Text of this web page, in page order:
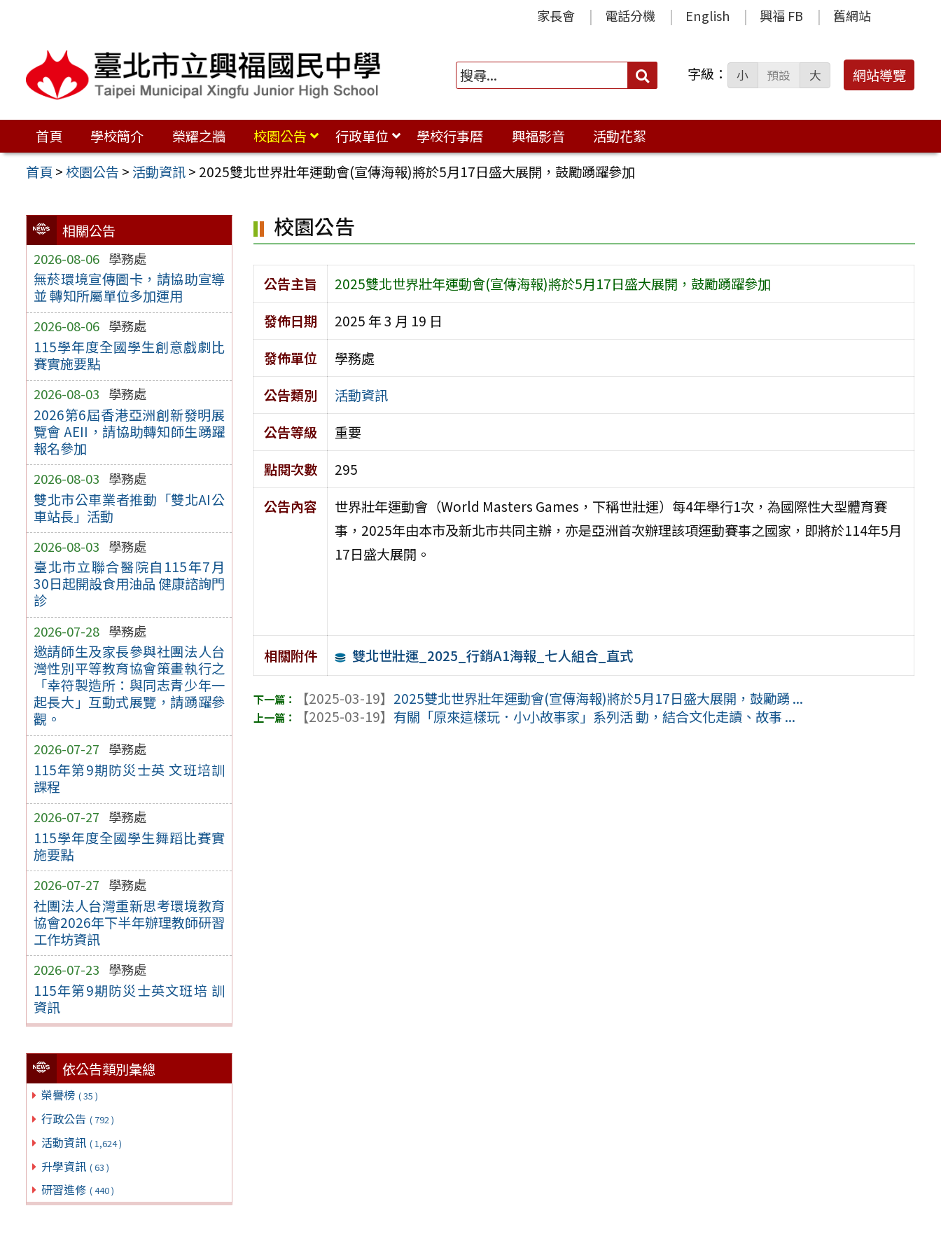
區
家長會 電話分機 English 興福 FB 舊網站
搜
字級： 小 預設 大 網站導覽
首頁 學校簡介 榮耀之牆 校園公告 行政單位 學校行事曆 興福影音
活動花絮
首頁 >校園公告 > 活動資訊> 2025雙北世界壯年運動會(宣傳海報)將於5月17日盛大展開，鼓勵踴躍參加
相關公告
2026-08-06 學務處
無菸環境宣傳圖卡，請協助宣導
並 轉知所屬單位多加運用
2026-08-06 學務處
115學年度全國學生創意戲劇比
賽實施要點
2026-08-03 學務處
2026第6屆香港亞洲創新發明展
覽會 AEII，請協助轉知師生踴躍
報名參加
2026-08-03 學務處
雙北市公車業者推動「雙北AI公
車站長」活動
2026-08-03 學務處
臺北市立聯合醫院自115年7月
30日起開設食用油品 健康諮詢門
診
2026-07-28 學務處
邀請師生及家長參與社團法人台
灣性別平等教育協會策畫執行之
「幸符製造所：與同志青少年一
起長大」互動式展覽，請踴躍參
觀。
2026-07-27 學務處
115年第9期防災士英 文班培訓
課程
2026-07-27 學務處
115學年度全國學生舞蹈比賽實
施要點
2026-07-27 學務處
社團法人台灣重新思考環境教育
協會2026年下半年辦理教師研習
工作坊資訊
2026-07-23 學務處
115年第9期防災士英文班培 訓
資訊
依公告類別彙總
榮譽榜 ( 35 )
行政公告 ( 792 )
活動資訊 ( 1,624 )
升學資訊 ( 63 )
研習進修 ( 440 )
校園公告
公告主旨
2025雙北世界壯年運動會(宣傳海報)將於5月17日盛大展開，鼓勵踴躍參加
發佈日期
2025 年 3 月 19 日
發佈單位
學務處
公告類別
活動資訊
公告等級
重要
點閱次數
295
公告內容
世界壯年運動會（World Masters Games，下稱世壯運）每4年舉行1次，為國際性大型體育賽
事，2025年由本市及新北市共同主辦，亦是亞洲首次辦理該項運動賽事之國家，即將於114年5月
17日盛大展開。
相關附件 雙北世壯運_2025_行銷A1海報_七人組合_直式
【2025-03-19】 2025雙北世界壯年運動會(宣傳海報)將於5月17日盛大展開，鼓勵踴 ...
【2025-03-19】 有關「原來這樣玩．小小故事家」系列活 動，結合文化走讀、故事 ...